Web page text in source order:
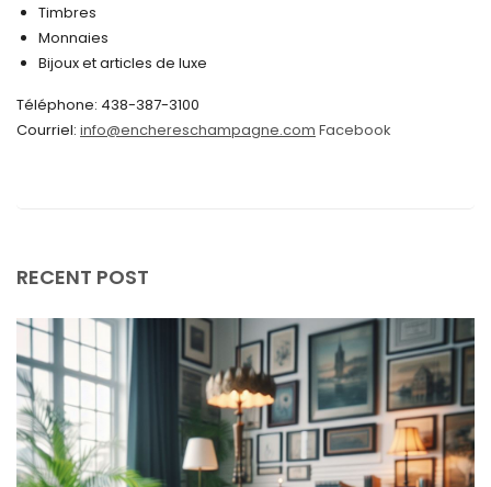
mai 2024
avril 2024
octobre 2023
septembre 2023
août 2023
juillet 2023
Timbres
Monnaies
Bijoux et articles de luxe
Téléphone: 438-387-3100
Courriel: info@enchereschampagne.com Facebook
RECENT POST